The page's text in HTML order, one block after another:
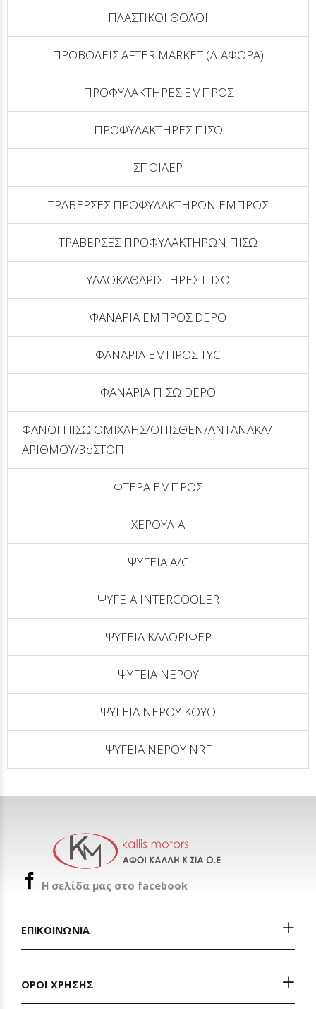
ΠΛΑΣΤΙΚΟΙ ΘΟΛΟΙ
ΠΡΟΒΟΛΕΙΣ AFTER MARKET (ΔΙΑΦΟΡΑ)
ΠΡΟΦΥΛΑΚΤΗΡΕΣ ΕΜΠΡΟΣ
ΠΡΟΦΥΛΑΚΤΗΡΕΣ ΠΙΣΩ
ΣΠΟΙΛΕΡ
ΤΡΑΒΕΡΣΕΣ ΠΡΟΦΥΛΑΚΤΗΡΩΝ ΕΜΠΡΟΣ
ΤΡΑΒΕΡΣΕΣ ΠΡΟΦΥΛΑΚΤΗΡΩΝ ΠΙΣΩ
ΥΑΛΟΚΑΘΑΡΙΣΤΗΡΕΣ ΠΙΣΩ
ΦΑΝΑΡΙΑ ΕΜΠΡΟΣ DEPO
ΦΑΝΑΡΙΑ ΕΜΠΡΟΣ TYC
ΦΑΝΑΡΙΑ ΠΙΣΩ DEPO
ΦΑΝΟΙ ΠΙΣΩ ΟΜΙΧΛΗΣ/ΟΠΙΣΘΕΝ/ΑΝΤΑΝΑΚΛ/
ΑΡΙΘΜΟΥ/3οΣΤΟΠ
ΦΤΕΡΑ ΕΜΠΡΟΣ
ΧΕΡΟΥΛΙΑ
ΨΥΓΕΙΑ A/C
ΨΥΓΕΙΑ INTERCOOLER
ΨΥΓΕΙΑ ΚΑΛΟΡΙΦΕΡ
ΨΥΓΕΙΑ ΝΕΡΟΥ
ΨΥΓΕΙΑ ΝΕΡΟΥ KOYO
ΨΥΓΕΙΑ ΝΕΡΟΥ NRF
H σελίδα μας στο facebook
ΕΠΙΚΟΙΝΩΝΙΑ
ΟΡΟΙ ΧΡΗΣΗΣ